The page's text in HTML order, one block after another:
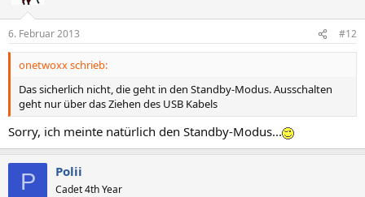
6. Februar 2013 #12
onetwoxx schrieb:
Das sicherlich nicht, die geht in den Standby-Modus. Ausschalten
geht nur über das Ziehen des USB Kabels
Sorry, ich meinte natürlich den Standby-Modus...
P Polii
Cadet 4th Year